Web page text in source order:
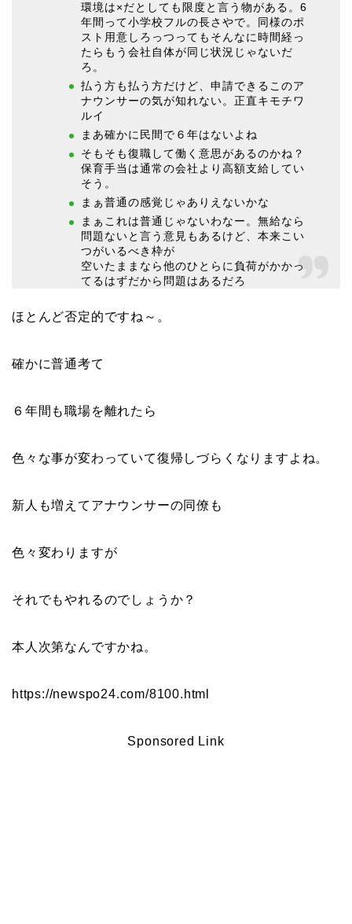
環境は×だとしても限度と言う物がある。6
年間って小学校フルの長さやで。同様のポ
スト用意しろっつってもそんなに時間経っ
たらもう会社自体が同じ状況じゃないだ
ろ。
払う方も払う方だけど、申請できるこのア
ナウンサーの気が知れない。正直キモチワ
ルイ
まあ確かに民間で６年はないよね
そもそも復職して働く意思があるのかね？
保育手当は通常の会社より高額支給してい
そう。
まぁ普通の感覚じゃありえないかな
まぁこれは普通じゃないわなー。無給なら
問題ないと言う意見もあるけど、本来こい
つがいるべき枠が
空いたままなら他のひとらに負荷がかかっ
てるはずだから問題はあるだろ
ほとんど否定的ですね～。
確かに普通考て
６年間も職場を離れたら
色々な事が変わっていて復帰しづらくなりますよね。
新人も増えてアナウンサーの同僚も
色々変わりますが
それでもやれるのでしょうか？
本人次第なんですかね。
https://newspo24.com/8100.html
Sponsored Link